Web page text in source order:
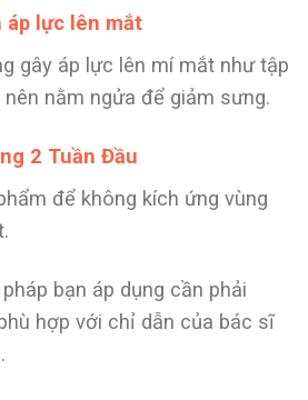
áp lực lên mắt
gây áp lực lên mí mắt như tập
nên nằm ngửa để giảm sưng.
2 Tuần Đầu
để không kích ứng vùng
bạn áp dụng cần phải
hợp với chỉ dẫn của bác sĩ